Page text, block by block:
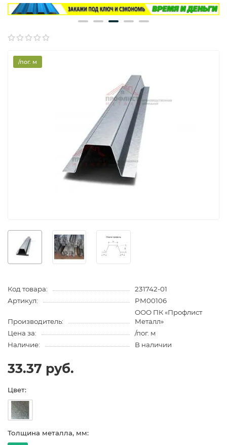
/пог. м
Код товара:
231742-01
Артикул:
PM00106
Производитель:
ООО ПК «Профлист
Металл»
Цена за:
/пог. м
Наличие:
В наличии
33.37 руб.
Цвет:
Толщина металла, мм: